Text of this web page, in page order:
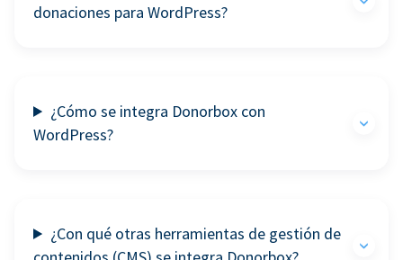
donaciones para WordPress?
¿Cómo se integra Donorbox con
WordPress?
¿Con qué otras herramientas de gestión de